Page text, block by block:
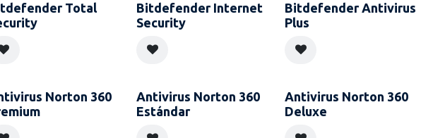
Total
Bitdefender Internet
Security
Bitdefender Antivirus
Plus
Norton 360
Antivirus Norton 360
Estándar
Antivirus Norton 360
Deluxe